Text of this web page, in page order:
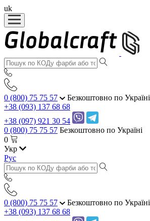
uk
0 (800) 75 75 57
Безкоштовно по Україні
+38 (093) 137 68 68
+38 (097) 921 30 54
0 (800) 75 75 57 Безкоштовно по Україні
0
Укр
Рус
0 (800) 75 75 57
Безкоштовно по Україні
+38 (093) 137 68 68